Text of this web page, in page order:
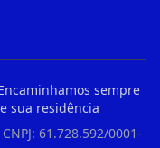
sempre
sua residência
61.728.592/0001-